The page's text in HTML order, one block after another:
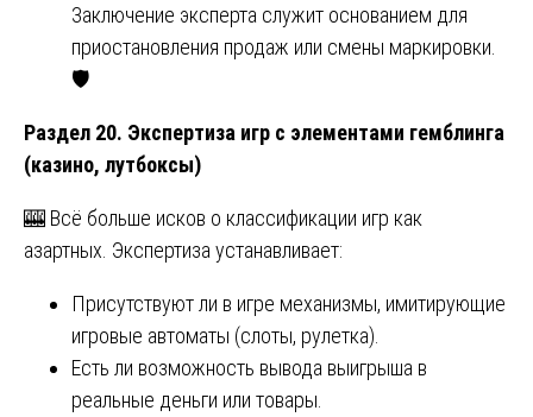
Заключение эксперта служит основанием для
приостановления продаж или смены маркировки.
🛡️
Раздел 20. Экспертиза игр с элементами гемблинга
(казино, лутбоксы)
🎰 Всё больше исков о классификации игр как
азартных. Экспертиза устанавливает:
Присутствуют ли в игре механизмы, имитирующие
игровые автоматы (слоты, рулетка).
Есть ли возможность вывода выигрыша в
реальные деньги или товары.